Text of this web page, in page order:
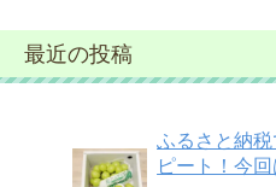
最近の投稿
ふるさと納
ピート！今回